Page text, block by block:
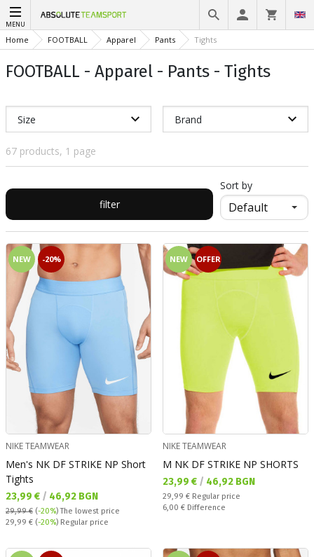
MENU
Home FOOTBALL Apparel Pants Tights
FOOTBALL - Apparel - Pants - Tights
Size Brand
67 products, 1 page
filter
Sort by
NEW -20%
NIKE TEAMWEAR
Men's NK DF STRIKE NP Short
Tights
Текуща цена:
23,99 € / 46,92 BGN
29,99 € (-20%)The lowest price
Regular price:
29,99 € (-20%) Regular price
NEW OFFER
NIKE TEAMWEAR
M NK DF STRIKE NP SHORTS
Текуща цена:
23,99 € / 46,92 BGN
Regular price:
29,99 € Regular price
Спестявате:
6,00 € Difference